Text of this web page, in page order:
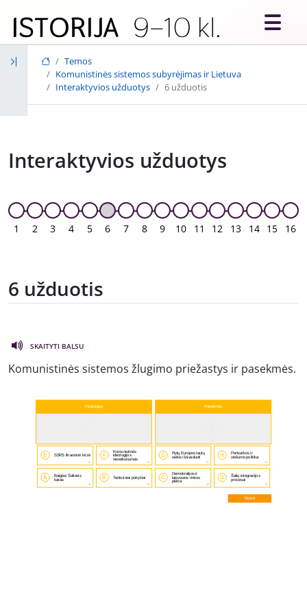
Temos
Komunistinės sistemos subyrėjimas ir Lietuva
Interaktyvios užduotys
6 užduotis
Interaktyvios užduotys
1 2 3 4 5 6 7 8 9 10 11 12 13 14 15 16
6 užduotis
SKAITYTI BALSU
Komunistinės sistemos žlugimo priežastys ir pasekmės.